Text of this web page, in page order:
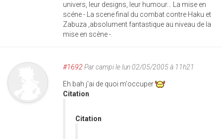
univers, leur designs, leur humour... La mise en
scéne - La scene final du combat contre Haku et
Zabuza ,absolument fantastique au niveau de la
mise en scène -.
#1692 Parcampile lun 02/05/2005 à 11h21
Eh bah j'ai de quoi m'occuper
Citation
Citation